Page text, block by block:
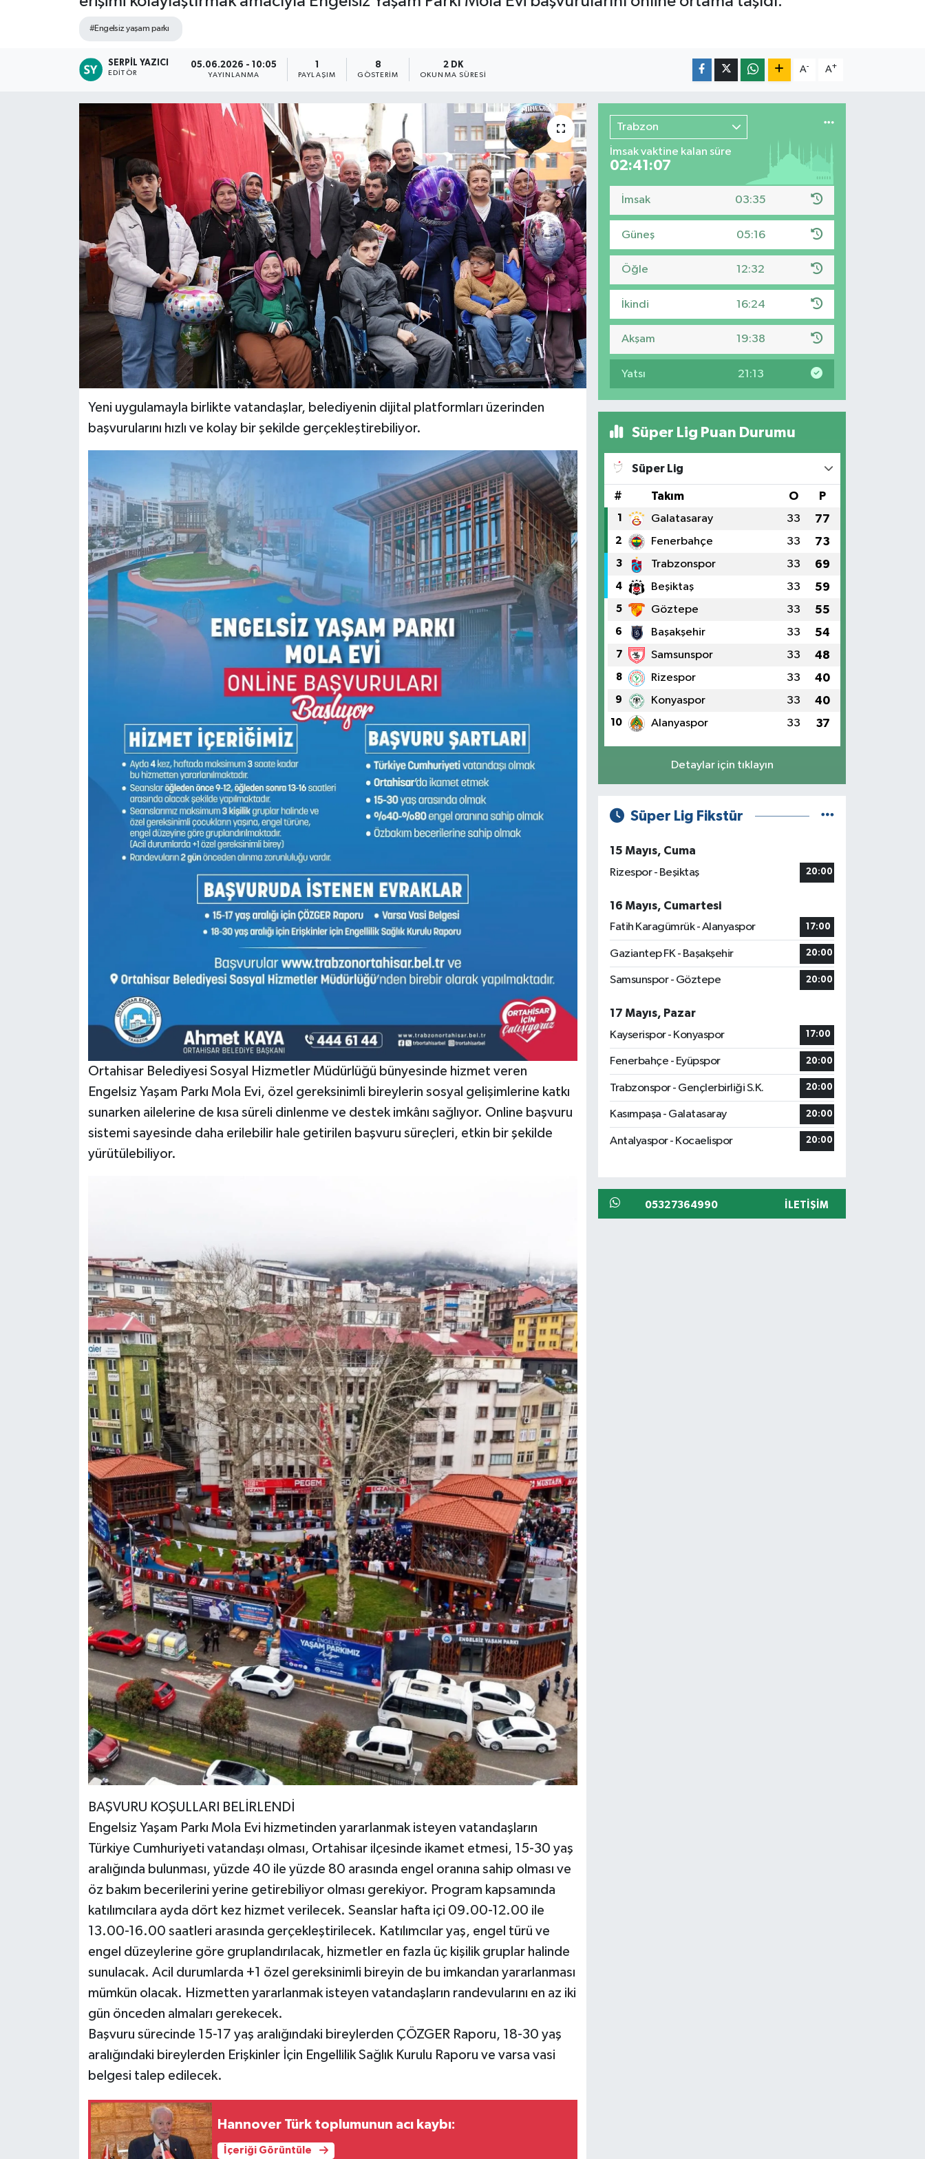
#Engelsiz yaşam parkı
SERPIL YAZICI
EDITÖR
05.06.2026 - 10:05
YAYINLANMA
1
PAYLAŞIM
8
GÖSTERIM
2 DK
OKUNMA SÜRESI
A- A+
Yeni uygulamayla birlikte vatandaşlar, belediyenin dijital platformları üzerinden
başvurularını hızlı ve kolay bir şekilde gerçekleştirebiliyor.
Ortahisar Belediyesi Sosyal Hizmetler Müdürlüğü bünyesinde hizmet veren
Engelsiz Yaşam Parkı Mola Evi, özel gereksinimli bireylerin sosyal gelişimlerine katkı
sunarken ailelerine de kısa süreli dinlenme ve destek imkânı sağlıyor. Online başvuru
sistemi sayesinde daha erilebilir hale getirilen başvuru süreçleri, etkin bir şekilde
yürütülebiliyor.
BAŞVURU KOŞULLARI BELİRLENDİ
Engelsiz Yaşam Parkı Mola Evi hizmetinden yararlanmak isteyen vatandaşların
Türkiye Cumhuriyeti vatandaşı olması, Ortahisar ilçesinde ikamet etmesi, 15-30 yaş
aralığında bulunması, yüzde 40 ile yüzde 80 arasında engel oranına sahip olması ve
öz bakım becerilerini yerine getirebiliyor olması gerekiyor. Program kapsamında
katılımcılara ayda dört kez hizmet verilecek. Seanslar hafta içi 09.00-12.00 ile
13.00-16.00 saatleri arasında gerçekleştirilecek. Katılımcılar yaş, engel türü ve
engel düzeylerine göre gruplandırılacak, hizmetler en fazla üç kişilik gruplar halinde
sunulacak. Acil durumlarda +1 özel gereksinimli bireyin de bu imkandan yararlanması
mümkün olacak. Hizmetten yararlanmak isteyen vatandaşların randevularını en az iki
gün önceden almaları gerekecek.
Başvuru sürecinde 15-17 yaş aralığındaki bireylerden ÇÖZGER Raporu, 18-30 yaş
aralığındaki bireylerden Erişkinler İçin Engellilik Sağlık Kurulu Raporu ve varsa vasi
belgesi talep edilecek.
Hannover Türk toplumunun acı kaybı:
İçeriği Görüntüle
Trabzon
İmsak vaktine kalan süre
02:41:05
İmsak 03:35
Güneş 05:16
Öğle 12:32
İkindi 16:24
Akşam 19:38
Yatsı 21:13
Süper Lig Puan Durumu
Süper Lig
# Takım O P
1 Galatasaray 33 77
2 Fenerbahçe 33 73
3 Trabzonspor 33 69
4 Beşiktaş 33 59
5 Göztepe 33 55
6 Başakşehir 33 54
7 Samsunspor 33 48
8 Rizespor 33 40
9 Konyaspor 33 40
10 Alanyaspor 33 37
Detaylar için tıklayın
Süper Lig Fikstür
15 Mayıs, Cuma
Rizespor - Beşiktaş
20:00
16 Mayıs, Cumartesi
Fatih Karagümrük - Alanyaspor
17:00
Gaziantep FK - Başakşehir 20:00
Samsunspor - Göztepe 20:00
17 Mayıs, Pazar
Kayserispor - Konyaspor
17:00
Fenerbahçe - Eyüpspor 20:00
Trabzonspor - Gençlerbirliği S.K. 20:00
Kasımpaşa - Galatasaray 20:00
Antalyaspor - Kocaelispor 20:00
05327364990 İLETIŞIM